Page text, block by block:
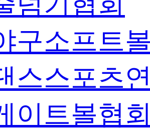
구소프트
스스포츠
이트볼협